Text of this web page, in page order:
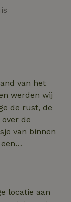
van het
werden wij
de rust, de
de
van binnen
te komen.
op de
keuken en
locatie aan